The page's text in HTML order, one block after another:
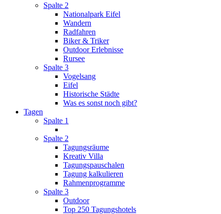
Spalte 2
Nationalpark Eifel
Wandern
Radfahren
Biker & Triker
Outdoor Erlebnisse
Rursee
Spalte 3
Vogelsang
Eifel
Historische Städte
Was es sonst noch gibt?
Tagen
Spalte 1
Spalte 2
Tagungsräume
Kreativ Villa
Tagungspauschalen
Tagung kalkulieren
Rahmenprogramme
Spalte 3
Outdoor
Top 250 Tagungshotels